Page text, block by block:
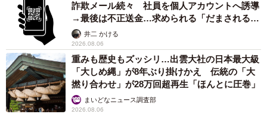
詐欺メール続々 社員を個人アカウントへ誘導
→最後は不正送金…求められる「だまされる前
提」の対策
井二 かける
2026.08.06
重みも歴史もズッシリ…出雲大社の日本最大級
「大しめ縄」が8年ぶり掛けかえ 伝統の「大
撚り合わせ」が28万回超再生「ほんとに圧巻」
まいどなニュース調査部
2026.08.06